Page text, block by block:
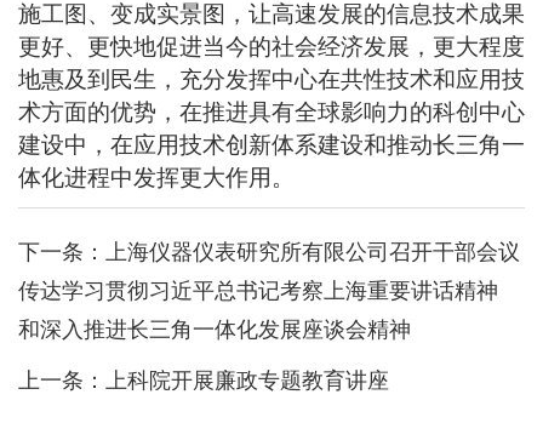
施工图、变成实景图，让高速发展的信息技术成果
更好、更快地促进当今的社会经济发展，更大程度
地惠及到民生，充分发挥中心在共性技术和应用技
术方面的优势，在推进具有全球影响力的科创中心
建设中，在应用技术创新体系建设和推动长三角一
体化进程中发挥更大作用。
下一条：
上海仪器仪表研究所有限公司召开干部会议
传达学习贯彻习近平总书记考察上海重要讲话精神
和深入推进长三角一体化发展座谈会精神
上一条： 上科院开展廉政专题教育讲座